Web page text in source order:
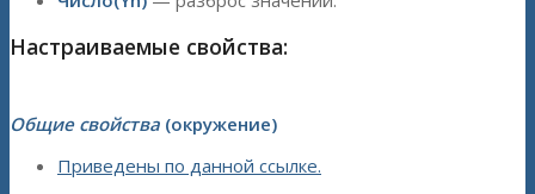
Настраиваемые свойства:
Общие свойства (окружение)
Приведены по данной ссылке.